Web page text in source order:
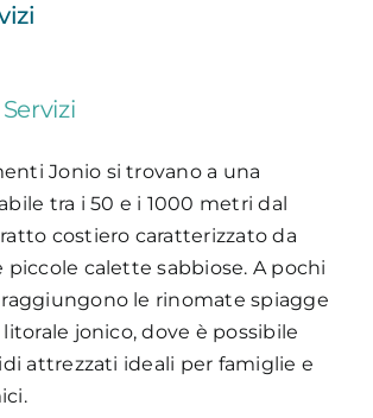
Jonio si trovano a una
tra i 50 e i 1000 metri dal
costiero caratterizzato da
piccole calette sabbiose. A pochi
le rinomate spiagge
jonico, dove è possibile
attrezzati ideali per famiglie e